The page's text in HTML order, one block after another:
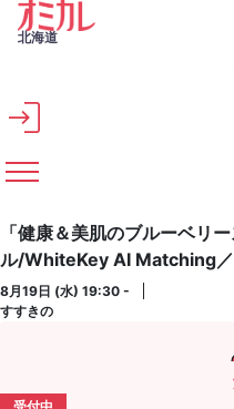
メインコンテンツへスキップ
北海道
「健康＆美肌のブルーベリ
ル/WhiteKey AI Matching／
8月19日 (水) 19:30 -
すすきの